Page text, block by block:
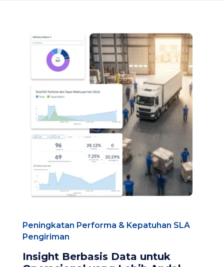
Peningkatan Performa & Kepatuhan SLA
Pengiriman
Insight Berbasis Data untuk